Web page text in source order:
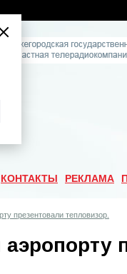
КОНТАКТЫ РЕКЛАМА
презентовали тепловизор.